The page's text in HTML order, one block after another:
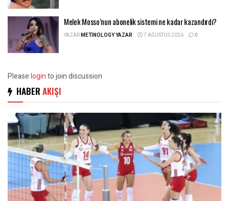
Melek Mosso’nun abonelik sistemi ne kadar kazandırdı?
YAZARMETINOLOGY YAZAR 7 AĞUSTOS 2026 0
Pleaseloginto join discussion
HABER AKIŞI